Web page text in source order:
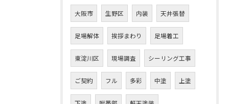
大阪市 生野区 内装 天井張替
足場解体 挨拶まわり 足場着工
東淀川区 現場調査 シーリング工事
ご契約 フル 多彩 中塗 上塗